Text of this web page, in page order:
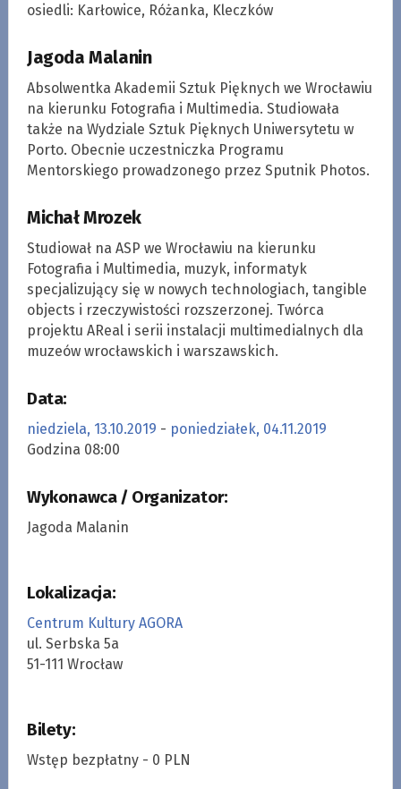
osiedli: Karłowice, Różanka, Kleczków
Jagoda Malanin
Absolwentka Akademii Sztuk Pięknych we Wrocławiu
na kierunku Fotografia i Multimedia. Studiowała
także na Wydziale Sztuk Pięknych Uniwersytetu w
Porto. Obecnie uczestniczka Programu
Mentorskiego prowadzonego przez Sputnik Photos.
Michał Mrozek
Studiował na ASP we Wrocławiu na kierunku
Fotografia i Multimedia, muzyk, informatyk
specjalizujący się w nowych technologiach, tangible
objects i rzeczywistości rozszerzonej. Twórca
projektu AReal i serii instalacji multimedialnych dla
muzeów wrocławskich i warszawskich.
Data:
niedziela, 13.10.2019 - poniedziałek, 04.11.2019
Godzina 08:00
Wykonawca / Organizator:
Jagoda Malanin
Lokalizacja:
Centrum Kultury AGORA
ul. Serbska 5a
51-111 Wrocław
Bilety:
Wstęp bezpłatny - 0 PLN